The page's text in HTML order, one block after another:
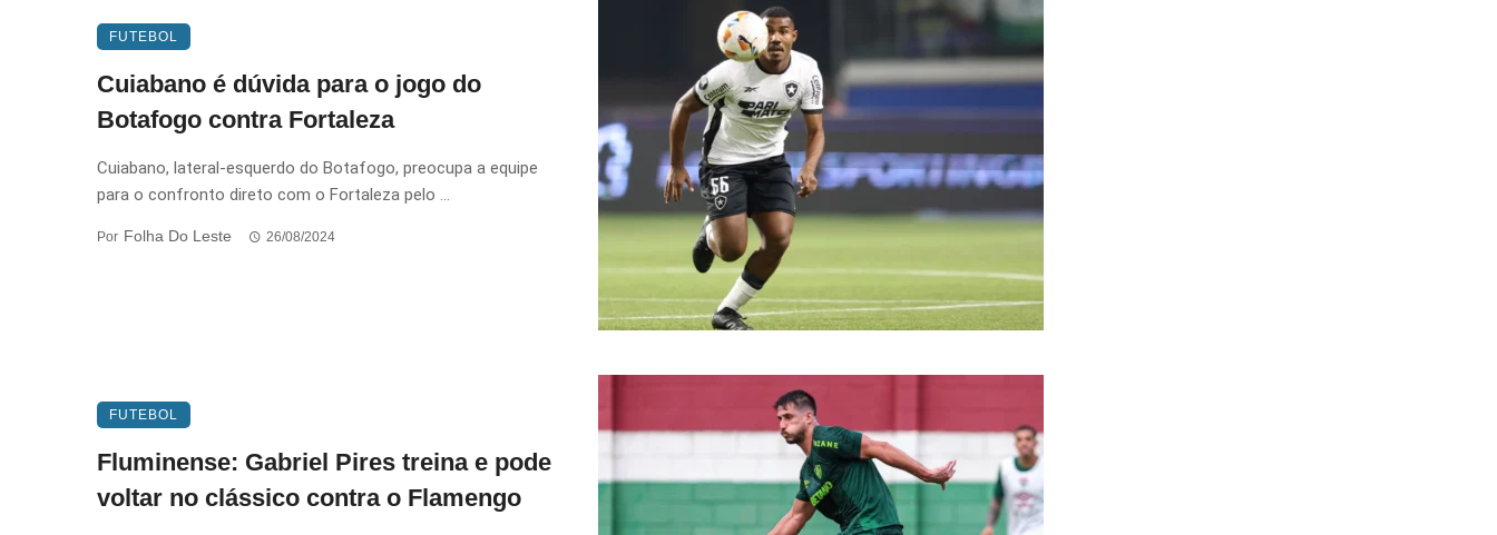
FUTEBOL
Cuiabano é dúvida para o jogo do
Botafogo contra Fortaleza
Cuiabano, lateral-esquerdo do Botafogo, preocupa a equipe
para o confronto direto com o Fortaleza pelo ...
Por Folha Do Leste 26/08/2024
FUTEBOL
Fluminense: Gabriel Pires treina e pode
voltar no clássico contra o Flamengo